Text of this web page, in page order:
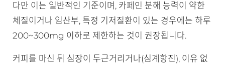
다만 이는 일반적인 기준이며, 카페인 분해 능력이 약한
체질이거나 임산부, 특정 기저질환이 있는 경우에는 하루
200~300mg 이하로 제한하는 것이 권장됩니다.
커피를 마신 뒤 심장이 두근거리거나(심계항진), 이유 없